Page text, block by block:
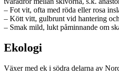
– Fot vit, ofta med röda eller rosa
– Kött vitt, gulbrunt vid hantering
– Smak mild, lukt påminnande om
Ekologi
Växer med ek i södra delarna av